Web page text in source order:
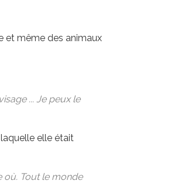
et même des animaux
... Je peux le
elle était
où. Tout le monde